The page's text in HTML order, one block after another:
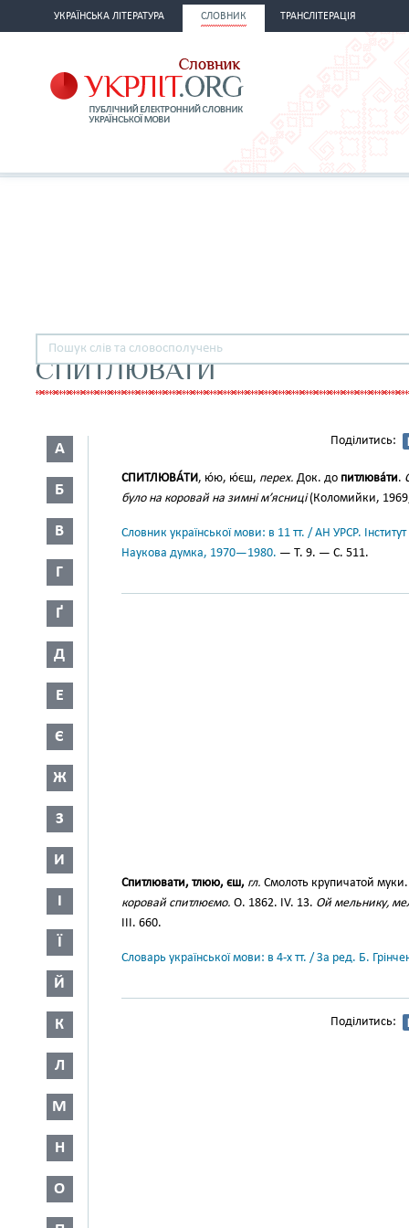
УКРАЇНСЬКА ЛІТЕРАТУРА СЛОВНИК ТРАНСЛІТЕРАЦІЯ
СПИТЛЮВАТИ
А
Б
В
Г
Ґ
Д
Е
Є
Ж
З
И
І
Ї
Й
К
Л
М
Н
О
Поділитись:
СПИТЛЮВА́ТИ, ю́ю, ю́єш, перех. Док. до питлюва́ти.
було на коровай на зимні м’ясниці(Коломийки,
Словник української мови: в 11 тт. / АН УРСР.
Наукова думка, 1970—1980. — Т. 9. — С. 511.
Спитлювати, тлюю, єш, гл. Смолоть крупичатой
коровай спитлюємо. О. 1862. IV. 13. Ой мельнику,
III. 660.
Словарь української мови: в 4-х тт. / За ред. Б.
Поділитись: